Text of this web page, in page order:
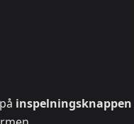
inspelningsknappen